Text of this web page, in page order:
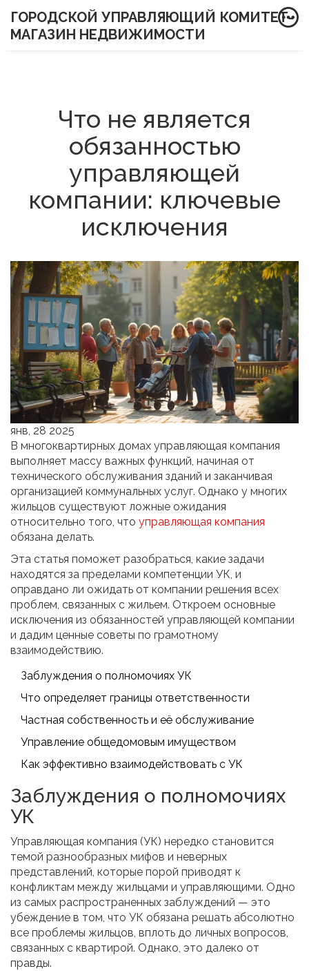
ГОРОДСКОЙ УПРАВЛЯЮЩИЙ КОМИТЕТ-
МАГАЗИН НЕДВИЖИМОСТИ
Что не является
обязанностью
управляющей
компании: ключевые
исключения
янв, 28 2025
В многоквартирных домах управляющая компания
выполняет массу важных функций, начиная от
технического обслуживания зданий и заканчивая
организацией коммунальных услуг. Однако у многих
жильцов существуют ложные ожидания
относительно того, что управляющая компания
обязана делать.
Эта статья поможет разобраться, какие задачи
находятся за пределами компетенции УК, и
оправдано ли ожидать от компании решения всех
проблем, связанных с жильем. Откроем основные
исключения из обязанностей управляющей компании
и дадим ценные советы по грамотному
взаимодействию.
Заблуждения о полномочиях УК
Что определяет границы ответственности
Частная собственность и её обслуживание
Управление общедомовым имуществом
Как эффективно взаимодействовать с УК
Заблуждения о полномочиях
УК
Управляющая компания (УК) нередко становится
темой разнообразных мифов и неверных
представлений, которые порой приводят к
конфликтам между жильцами и управляющими. Одно
из самых распространенных заблуждений — это
убеждение в том, что УК обязана решать абсолютно
все проблемы жильцов, вплоть до личных вопросов,
связанных с квартирой. Однако, это далеко от
правды.